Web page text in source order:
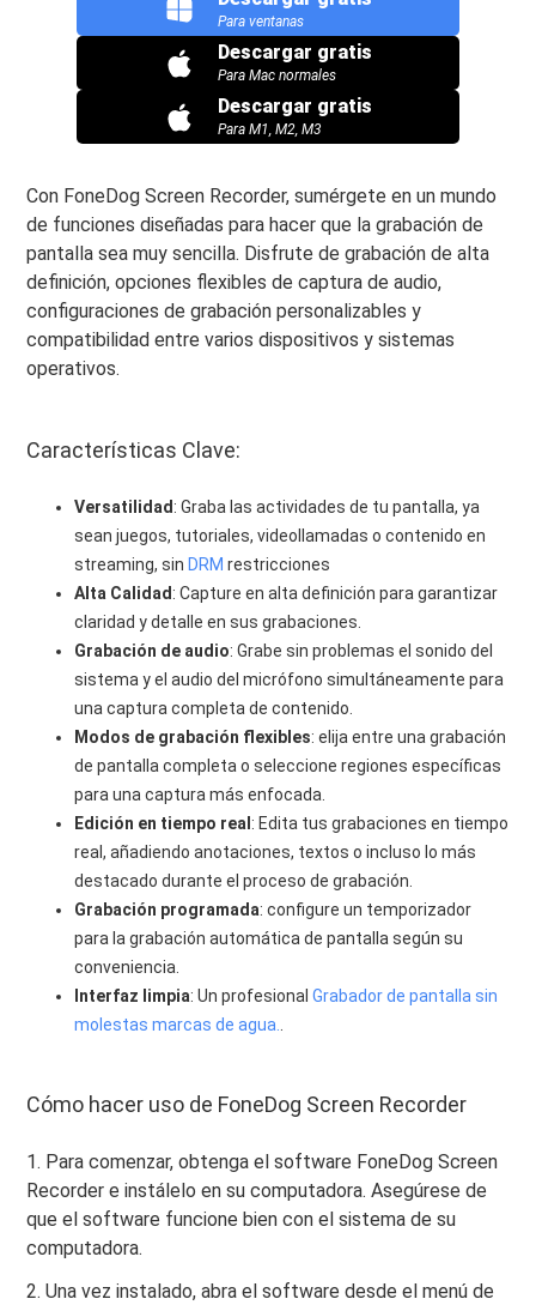
Para ventanas
Descargar gratis
Para Mac normales
Descargar gratis
Para M1, M2, M3
Con FoneDog Screen Recorder, sumérgete en un mundo
de funciones diseñadas para hacer que la grabación de
pantalla sea muy sencilla. Disfrute de grabación de alta
definición, opciones flexibles de captura de audio,
configuraciones de grabación personalizables y
compatibilidad entre varios dispositivos y sistemas
operativos.
Características Clave:
Versatilidad : Graba las actividades de tu pantalla, ya
sean juegos, tutoriales, videollamadas o contenido en
streaming, sin DRM restricciones
Alta Calidad : Capture en alta definición para garantizar
claridad y detalle en sus grabaciones.
Grabación de audio: Grabe sin problemas el sonido del
sistema y el audio del micrófono simultáneamente para
una captura completa de contenido.
Modos de grabación flexibles: elija entre una grabación
de pantalla completa o seleccione regiones específicas
para una captura más enfocada.
Edición en tiempo real : Edita tus grabaciones en tiempo
real, añadiendo anotaciones, textos o incluso lo más
destacado durante el proceso de grabación.
Grabación programada: configure un temporizador
para la grabación automática de pantalla según su
conveniencia.
Interfaz limpia: Un profesionalGrabador de pantalla sin
molestas marcas de agua.
Cómo hacer uso de FoneDog Screen Recorder
1. Para comenzar, obtenga el software FoneDog Screen
Recorder e instálelo en su computadora. Asegúrese de
que el software funcione bien con el sistema de su
computadora.
2. Una vez instalado, abra el software desde el menú de